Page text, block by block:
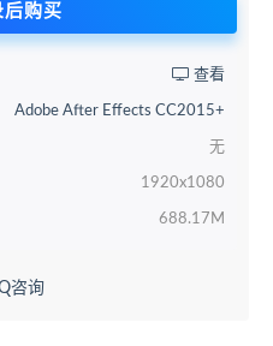
后购买
查看
Adobe After Effects CC2015+
无
1920x1080
688.17M
咨询